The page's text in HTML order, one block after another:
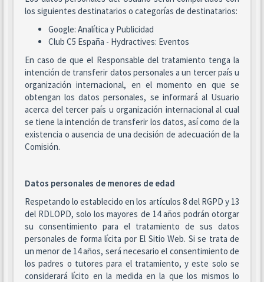
los siguientes destinatarios o categorías de destinatarios:
Google: Analítica y Publicidad
Club C5 España - Hydractives: Eventos
En caso de que el Responsable del tratamiento tenga la
intención de transferir datos personales a un tercer país u
organización internacional, en el momento en que se
obtengan los datos personales, se informará al Usuario
acerca del tercer país u organización internacional al cual
se tiene la intención de transferir los datos, así como de la
existencia o ausencia de una decisión de adecuación de la
Comisión.
Datos personales de menores de edad
Respetando lo establecido en los artículos 8 del RGPD y 13
del RDLOPD, solo los mayores de 14 años podrán otorgar
su consentimiento para el tratamiento de sus datos
personales de forma lícita por El Sitio Web. Si se trata de
un menor de 14 años, será necesario el consentimiento de
los padres o tutores para el tratamiento, y este solo se
considerará lícito en la medida en la que los mismos lo